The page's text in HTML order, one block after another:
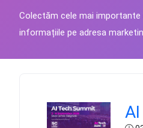
Colectăm cele mai
informațiile pe adresa